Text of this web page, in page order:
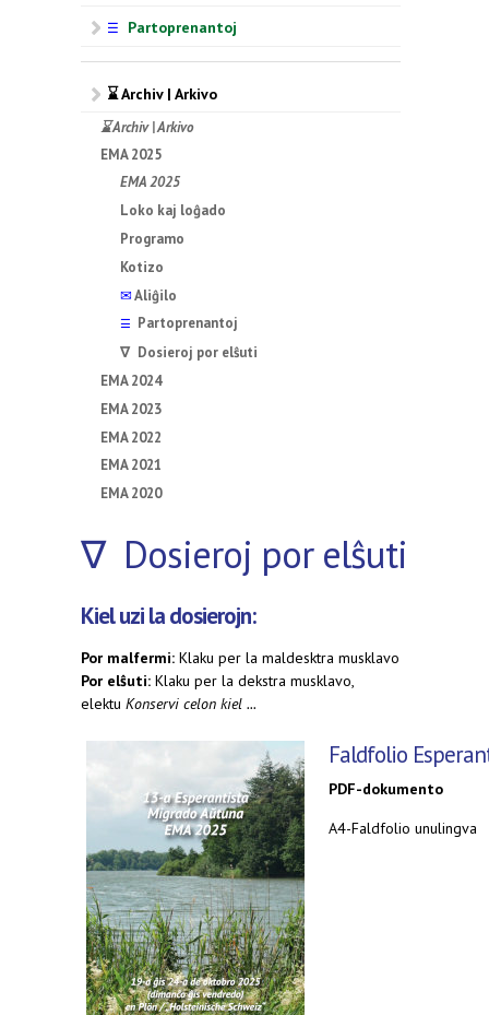
☰ Partoprenantoj
⌛ Archiv | Arkivo
⌛ Archiv | Arkivo
EMA 2025
EMA 2025
Loko kaj loĝado
Programo
Kotizo
✉Aliĝilo
☰ Partoprenantoj
∇ Dosieroj por elŝuti
EMA 2024
EMA 2023
EMA 2022
EMA 2021
EMA 2020
∇ Dosieroj por elŝuti
Kiel uzi la dosierojn:
Por malfermi: Klaku per la maldesktra musklavo
Por elŝuti: Klaku per la dekstra musklavo,
elektu Konservi celon kiel ...
Faldfolio
PDF-dokumento
A4-Faldfolio unulingva